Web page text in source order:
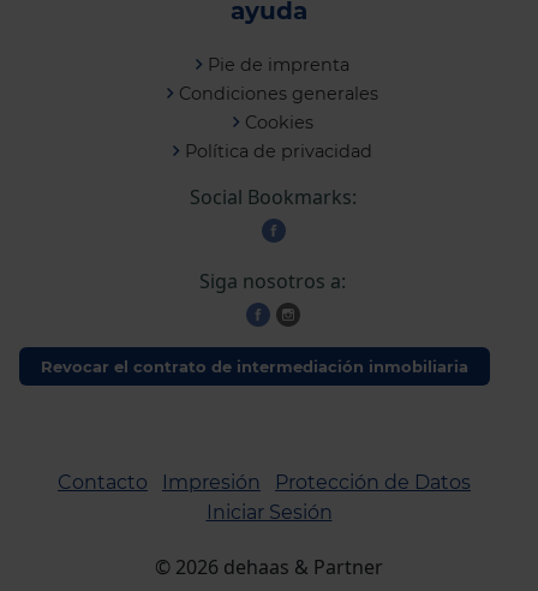
ayuda
Pie de imprenta
Condiciones generales
Cookies
Política de privacidad
Social Bookmarks:
Siga nosotros a:
Revocar el contrato de intermediación inmobiliaria
Contacto Impresión
Protección de Datos
Iniciar Sesión
© 2026 dehaas & Partner